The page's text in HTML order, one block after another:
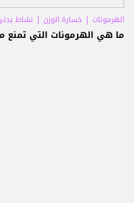
الهرمونات خسارة الوزن نشاط
ما هي الهرمونات التي تمنع